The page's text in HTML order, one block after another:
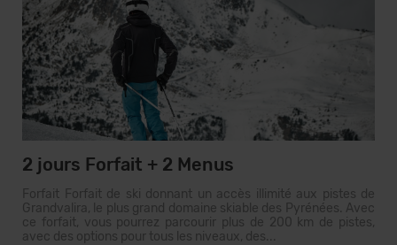
2 jours Forfait + 2 Menus
Forfait Forfait de ski donnant un accès illimité aux pistes de
Grandvalira, le plus grand domaine skiable des Pyrénées. Avec
ce forfait, vous pourrez parcourir plus de 200 km de pistes,
avec des options pour tous les niveaux, des...